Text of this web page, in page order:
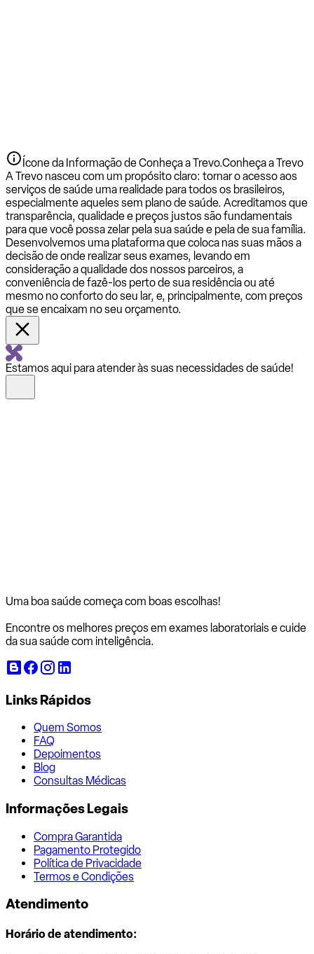
Ícone da Informação de Conheça a Trevo.Conheça a Trevo
A Trevo nasceu com um propósito claro: tornar o acesso aos
serviços de saúde uma realidade para todos os brasileiros,
especialmente aqueles sem plano de saúde. Acreditamos que
transparência, qualidade e preços justos são fundamentais
para que você possa zelar pela sua saúde e pela de sua família.
Desenvolvemos uma plataforma que coloca nas suas mãos a
decisão de onde realizar seus exames, levando em
consideração a qualidade dos nossos parceiros, a
conveniência de fazê-los perto de sua residência ou até
mesmo no conforto do seu lar, e, principalmente, com preços
que se encaixam no seu orçamento.
Estamos aqui para atender às suas necessidades de saúde!
Uma boa saúde começa com boas escolhas!
Encontre os melhores preços em exames laboratoriais e cuide
da sua saúde com inteligência.
Links Rápidos
Quem Somos
FAQ
Depoimentos
Blog
Consultas Médicas
Informações Legais
Compra Garantida
Pagamento Protegido
Política de Privacidade
Termos e Condições
Atendimento
Horário de atendimento: